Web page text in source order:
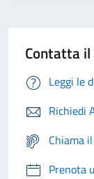
Contatta
Leggi le
Richiedi
Chiama
Prenota